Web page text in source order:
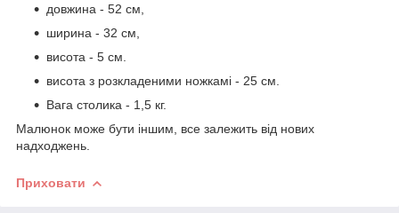
довжина - 52 см,
ширина - 32 см,
висота - 5 см.
висота з розкладеними ножкамі - 25 см.
Вага столика - 1,5 кг.
Малюнок може бути іншим, все залежить від нових
надходжень.
Приховати